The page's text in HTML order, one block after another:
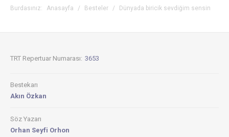
Burdasınız: Anasayfa / Besteler / Dünyada biricik sevdiğim sensin
TRT Repertuar Numarası: 3653
Bestekarı
Akın Özkan
Söz Yazarı
Orhan Seyfi Orhon